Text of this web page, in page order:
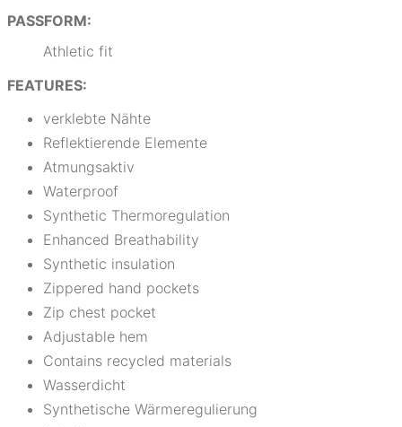
PASSFORM:
Athletic fit
FEATURES:
verklebte Nähte
Reflektierende Elemente
Atmungsaktiv
Waterproof
Synthetic Thermoregulation
Enhanced Breathability
Synthetic insulation
Zippered hand pockets
Zip chest pocket
Adjustable hem
Contains recycled materials
Wasserdicht
Synthetische Wärmeregulierung